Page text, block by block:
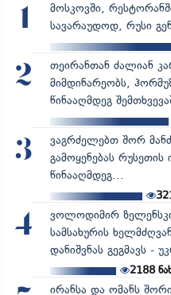
1
მოსკოვში,
სავარაუდოდ, რუსი
2
თეირანთან ძალიან
მიმდინარეობს,
წინააღმდეგ
3
ვაგრძელებთ შორ
გამოყენებას რუსეთის
წინააღმდეგ...
4
ვოლოდიმირ
სამსახურის
დანიშვნას გეგმავს -
2188
ირანსა და ომანს